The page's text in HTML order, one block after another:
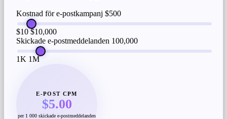
Kostnad för e-postkampanj $500
$10 $10,000
Skickade e-postmeddelanden 100,000
1K 1M
E-POST CPM
$5.00
per 1 000 skickade e-postmeddelanden